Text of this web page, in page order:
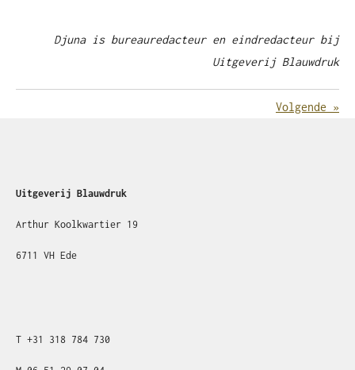
Djuna is bureauredacteur en eindredacteur bij
Uitgeverij Blauwdruk
Volgende »
Uitgeverij Blauwdruk
Arthur Koolkwartier 19
6711 VH Ede
T +31 318 784 730